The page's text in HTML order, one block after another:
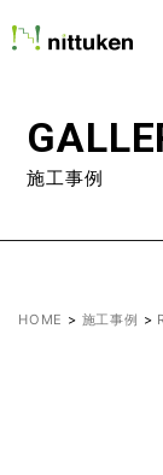
施工事例
HOME > 施工事例 >